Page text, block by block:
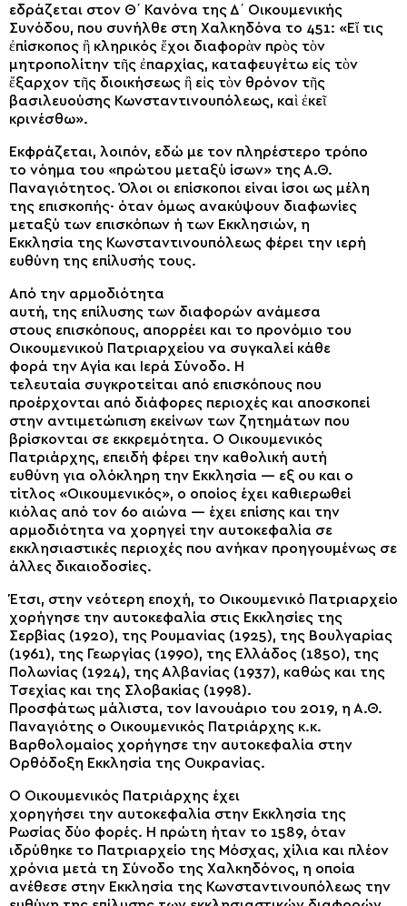
εδράζεται στον Θ΄ Κανόνα της Δ΄ Οικουμενικής
Συνόδου, που συνήλθε στη Χαλκηδόνα το 451: «Εἴ τις
ἐπίσκοπος ἢ κληρικός ἔχοι διαφορὰν πρὸς τὸν
μητροπολίτην τῆς ἐπαρχίας, καταφευγέτω εἰς τὸν
ἔξαρχον τῆς διοικήσεως ἢ εἰς τὸν θρόνον τῆς
βασιλευούσης Κωνσταντινουπόλεως, καὶ ἐκεῖ
κρινέσθω».
Εκφράζεται, λοιπόν, εδώ με τον πληρέστερο τρόπο
το νόημα του «πρώτου μεταξύ ίσων» της Α.Θ.
Παναγιότητος. Όλοι οι επίσκοποι είναι ίσοι ως μέλη
της επισκοπής· όταν όμως ανακύψουν διαφωνίες
μεταξύ των επισκόπων ή των Εκκλησιών, η
Εκκλησία της Κωνσταντινουπόλεως φέρει την ιερή
ευθύνη της επίλυσής τους.
Από την αρμοδιότητα
αυτή, της επίλυσης των διαφορών ανάμεσα
στους επισκόπους, απορρέει και το προνόμιο του
Οικουμενικού Πατριαρχείου να συγκαλεί κάθε
φορά την Αγία και Ιερά Σύνοδο. Η
τελευταία συγκροτείται από επισκόπους που
προέρχονται από διάφορες περιοχές και αποσκοπεί
στην αντιμετώπιση εκείνων των ζητημάτων που
βρίσκονται σε εκκρεμότητα. Ο Οικουμενικός
Πατριάρχης, επειδή φέρει την καθολική αυτή
ευθύνη για ολόκληρη την Εκκλησία — εξ ου και ο
τίτλος «Οικουμενικός», ο οποίος έχει καθιερωθεί
κιόλας από τον 6ο αιώνα — έχει επίσης και την
αρμοδιότητα να χορηγεί την αυτοκεφαλία σε
εκκλησιαστικές περιοχές που ανήκαν προηγουμένως σε
άλλες δικαιοδοσίες.
Έτσι, στην νεότερη εποχή, το Οικουμενικό Πατριαρχείο
χορήγησε την αυτοκεφαλία στις Εκκλησίες της
Σερβίας (1920), της Ρουμανίας (1925), της Βουλγαρίας
(1961), της Γεωργίας (1990), της Ελλάδος (1850), της
Πολωνίας (1924), της Αλβανίας (1937), καθώς και της
Τσεχίας και της Σλοβακίας (1998).
Προσφάτως μάλιστα, τον Ιανουάριο του 2019, η Α.Θ.
Παναγιότης ο Οικουμενικός Πατριάρχης κ.κ.
Βαρθολομαίος χορήγησε την αυτοκεφαλία στην
Ορθόδοξη Εκκλησία της Ουκρανίας.
Ο Οικουμενικός Πατριάρχης έχει
χορηγήσει την αυτοκεφαλία στην Εκκλησία της
Ρωσίας δύο φορές. Η πρώτη ήταν το 1589, όταν
ιδρύθηκε το Πατριαρχείο της Μόσχας, χίλια και πλέον
χρόνια μετά τη Σύνοδο της Χαλκηδόνος, η οποία
ανέθεσε στην Εκκλησία της Κωνσταντινουπόλεως την